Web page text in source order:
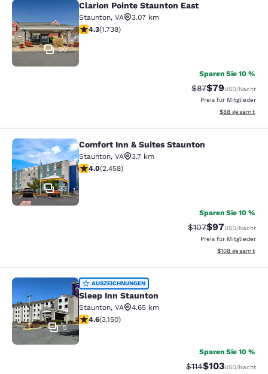
Clarion Pointe Staunton East
30
Clarion Pointe Staunton East
Staunton, VA
3.07 km
4.3-Sterne-Bewertung. Hervorragend. 1738
4.3(1.738)
Sparen Sie 10 %
$87Vergünstigter
$79USD/Nacht
Preis für Mitglieder
Geschätzte
$88 gesamt
Comfort Inn & Suites Staunton
33
Comfort Inn & Suites Staunton
Staunton, VA
3.7 km
3.96-Sterne-Bewertung. Gut. 2458 Bewertungen
4.0(2.458)
Sparen Sie 10 %
Durchgestrichener
$107Vergünstigter
$97USD/Nacht
Preis für Mitglieder
Geschätzte
$108 gesamt
Sleep Inn Staunton
5
AUSZEICHNUNGEN
Sleep Inn Staunton
Staunton, VA
4.65 km
4.57-Sterne-Bewertung. Hervorragend. 3150
4.6(3.150)
Sparen Sie 10 %
Durchgestrichener
$114Vergünstigter
$103USD/Nacht